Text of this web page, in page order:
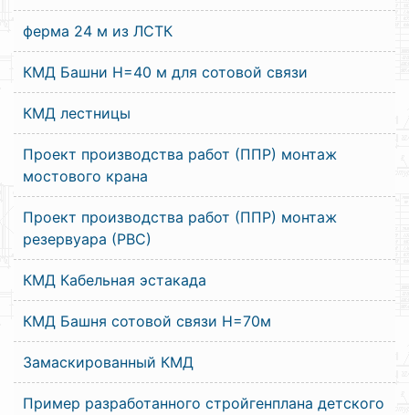
ферма 24 м из ЛСТК
КМД Башни Н=40 м для сотовой связи
КМД лестницы
Проект производства работ (ППР) монтаж
мостового крана
Проект производства работ (ППР) монтаж
резервуара (РВС)
КМД Кабельная эстакада
КМД Башня сотовой связи Н=70м
Замаскированный КМД
Пример разработанного стройгенплана детского